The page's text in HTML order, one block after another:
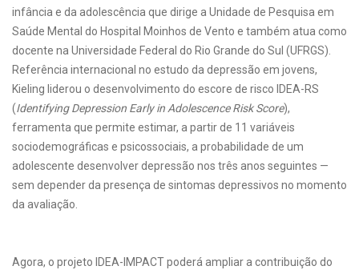
infância e da adolescência que dirige a Unidade de Pesquisa em
Saúde Mental do Hospital Moinhos de Vento e também atua como
docente na Universidade Federal do Rio Grande do Sul (UFRGS).
Referência internacional no estudo da depressão em jovens,
Kieling liderou o desenvolvimento do escore de risco IDEA-RS
(Identifying Depression Early in Adolescence Risk Score),
ferramenta que permite estimar, a partir de 11 variáveis
sociodemográficas e psicossociais, a probabilidade de um
adolescente desenvolver depressão nos três anos seguintes —
sem depender da presença de sintomas depressivos no momento
da avaliação.
Agora, o projeto IDEA-IMPACT poderá ampliar a contribuição do